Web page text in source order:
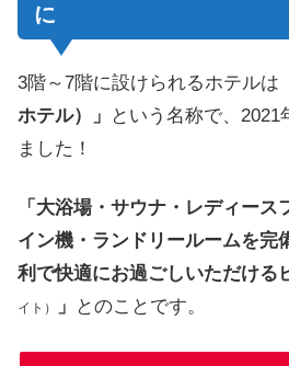
に
3階～7階に設けられるホテルは
ホテル）」
という名称で、
ました！
「大浴場・サウナ・レディース
イン機・ランドリールームを完
利で快適にお過ごしいただける
イト） 」 とのことです。